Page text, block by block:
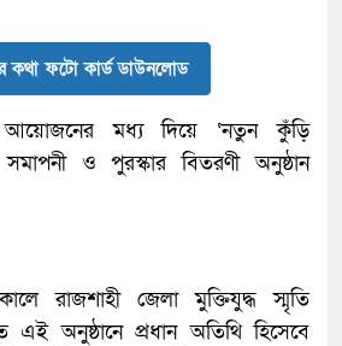
কথা ফটো কার্ড ডাউনলোড
আয়োজনের মধ্য দিয়ে ‘নতুন কুঁড়ি
ও পুরস্কার বিতরণী অনুষ্ঠান
রাজশাহী জেলা মুক্তিযুদ্ধ স্মৃতি
এই অনুষ্ঠানে প্রধান অতিথি হিসেবে